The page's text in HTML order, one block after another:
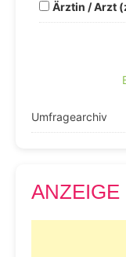
Ärztin / Arzt
Umfragearchiv
ANZEIGE